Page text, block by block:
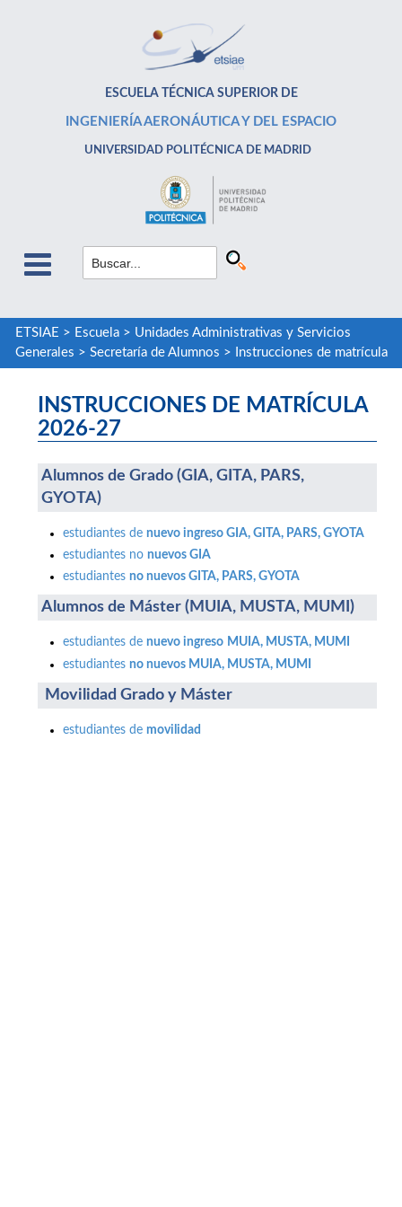
ESCUELA TÉCNICA SUPERIOR DE
INGENIERÍA AERONÁUTICA Y DEL ESPACIO
UNIVERSIDAD POLITÉCNICA DE MADRID
ETSIAE > Escuela> Unidades Administrativas y Servicios
Generales > Secretaría de Alumnos > Instrucciones de matrícula
INSTRUCCIONES DE MATRÍCULA
2026-27
Alumnos de Grado (GIA, GITA, PARS,
GYOTA)
estudiantes de nuevo ingreso GIA, GITA, PARS, GYOTA
estudiantes no nuevos GIA
estudiantes no nuevos GITA, PARS, GYOTA
Alumnos de Máster (MUIA, MUSTA, MUMI)
estudiantes de nuevo ingreso MUIA, MUSTA, MUMI
estudiantes no nuevos MUIA, MUSTA, MUMI
Movilidad Grado y Máster
estudiantes de movilidad